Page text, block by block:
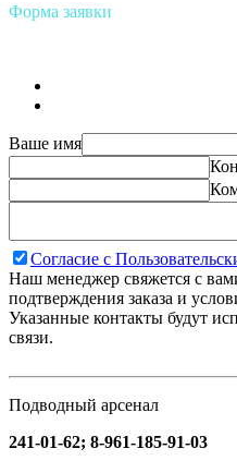
Форма заявки
Ваше имя
Согласие с
Наш менеджер свяжется с
подтверждения заказа и
Указанные контакты будут
связи.
Подводный арсенал
241-01-62; 8-961-185-91-03